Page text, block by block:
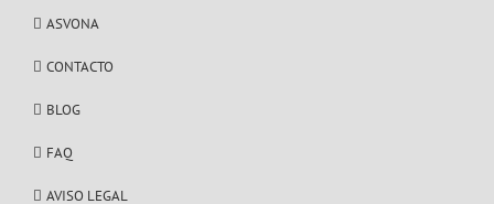
ASVONA
CONTACTO
BLOG
FAQ
AVISO LEGAL